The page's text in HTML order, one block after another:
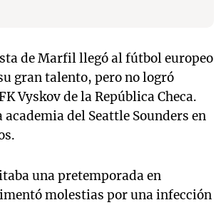
de Marfil llegó al fútbol europeo
gran talento, pero no logró
Vyskov de la República Checa.
academia del Seattle Sounders en
una pretemporada en
molestias por una infección